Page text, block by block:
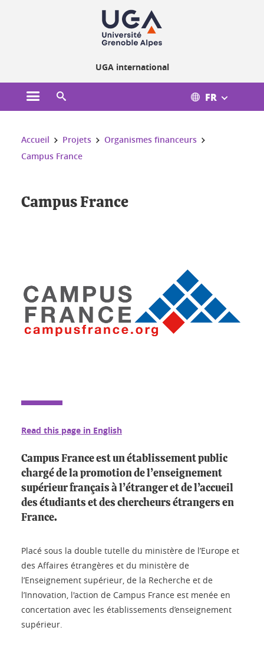
UGA international
Ouvrir le menu principal FR
Vous êtes ici :
Accueil Projets
Organismes financeurs
Campus France
Campus France
Read this page in English
Campus France est un établissement public
chargé de la promotion de l’enseignement
supérieur français à l’étranger et de l’accueil
des étudiants et des chercheurs étrangers en
France.
Placé sous la double tutelle du ministère de l’Europe et
des Affaires étrangères et du ministère de
l’Enseignement supérieur, de la Recherche et de
l’Innovation, l'action de Campus France est menée en
concertation avec les établissements d’enseignement
supérieur.